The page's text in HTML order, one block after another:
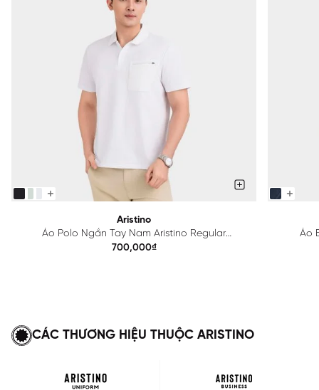
Aristino
Áo Polo Ngắn Tay Nam Aristino Regular
APS615EDP01
700,000₫
Áo
CÁC THƯƠNG HIỆU THUỘC ARISTINO